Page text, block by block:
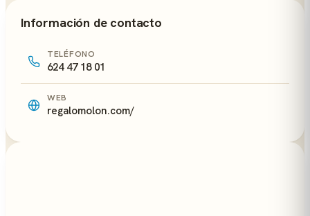
Información de contacto
TELÉFONO
624 47 18 01
WEB
regalomolon.com/